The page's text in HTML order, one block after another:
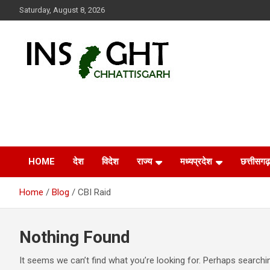
to
Saturday, August 8, 2026
HOME देश विदेश राज्य मध्यप्रदेश छत्तीसगढ़
Home Blog CBI Raid
Nothing Found
It seems we can’t find what you’re looking for. Perhaps